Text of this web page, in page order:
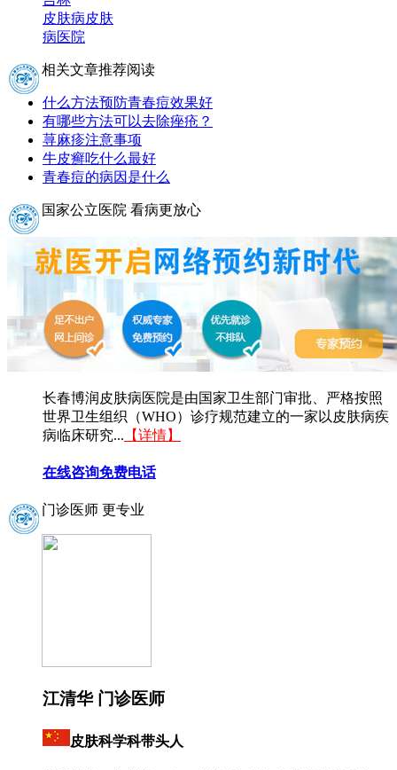
皮肤病皮肤
病医院
相关文章推荐阅读
什么方法预防青春痘效果好
有哪些方法可以去除痤疮？
荨麻疹注意事项
牛皮癣吃什么最好
青春痘的病因是什么
国家公立医院 看病更放心
长春博润皮肤病医院是由国家卫生部门审批、严格按照
世界卫生组织（WHO）诊疗规范建立的一家以皮肤病疾
病临床研究... 【详情】
在线咨询免费电话
门诊医师 更专业
江清华 门诊医师
皮肤科学科带头人